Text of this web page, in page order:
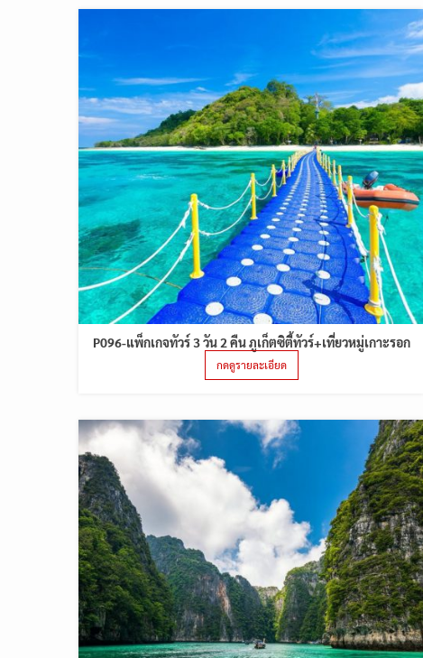
P096-แพ็กเกจทัวร์ 3 วัน 2 คืน ภูเก็ตซิตี้ทัวร์+เที่ยวหมู่เกาะรอก
กดดูรายละเอียด